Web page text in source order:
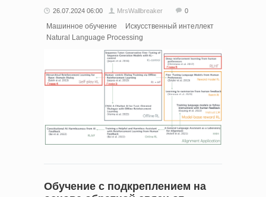
26.07.2024 06:00 MrsWallbreaker 0
Машинное обучение
Искусственный интеллект
Natural Language Processing
Обучение с подкреплением на